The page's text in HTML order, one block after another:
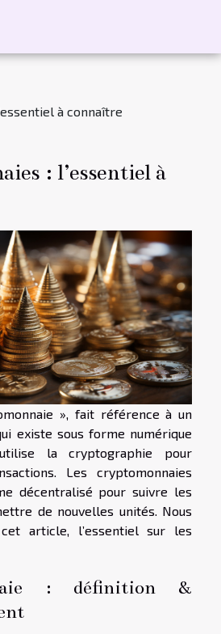
à connaître
: l’essentiel à
», fait référence à un
existe sous forme numérique
la cryptographie pour
Les cryptomonnaies
décentralisé pour suivre les
de nouvelles unités. Nous
article, l’essentiel sur les
: définition &